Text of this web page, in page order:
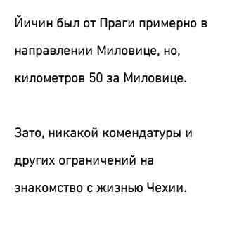
Йичин был от Праги примерно в
направлении Миловице, но,
километров 50 за Миловице.
Зато, никакой комендатуры и
других ограничений на
знакомство с жизнью Чехии.